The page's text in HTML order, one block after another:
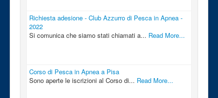
Richiesta adesione - Club Azzurro di Pesca in Apnea -
2022
Si comunica che siamo stati chiamati a... Read More...
Corso di Pesca in Apnea a Pisa
Sono aperte le iscrizioni al Corso di... Read More...